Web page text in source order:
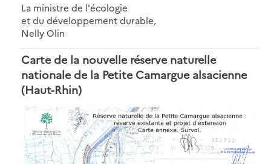
La ministre de l'écologie
et du développement durable,
Nelly Olin
Carte de la nouvelle réserve naturelle
nationale de la Petite Camargue alsacienne
(Haut-Rhin)